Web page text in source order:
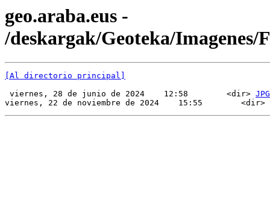
geo.araba.eus -
/deskargak/Geoteka/Imagenes/
[Al directorio principal]
viernes, 28 de junio de 2024    12:58        <dir> JPG
viernes, 22 de noviembre de 2024    15:55        <dir>